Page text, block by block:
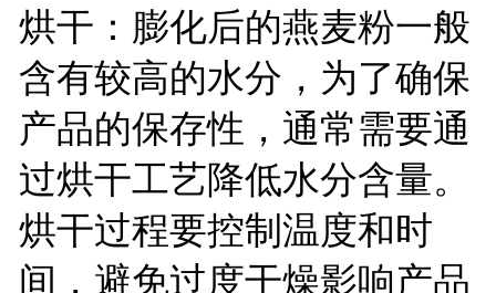
烘干：膨化后的燕麦粉一般
含有较高的水分，为了确保
产品的保存性，通常需要通
过烘干工艺降低水分含量。
烘干过程要控制温度和时
间，避免过度干燥影响产品